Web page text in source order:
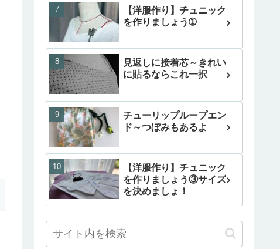
【洋服作り】チュニック
を作りましょう➀
見返しに接着芯～きれい
に貼るならこれ一択
チューリップループエン
ド～つぼみもあるよ
【洋服作り】チュニック
を作りましょう③サイズ
を決めましょ！